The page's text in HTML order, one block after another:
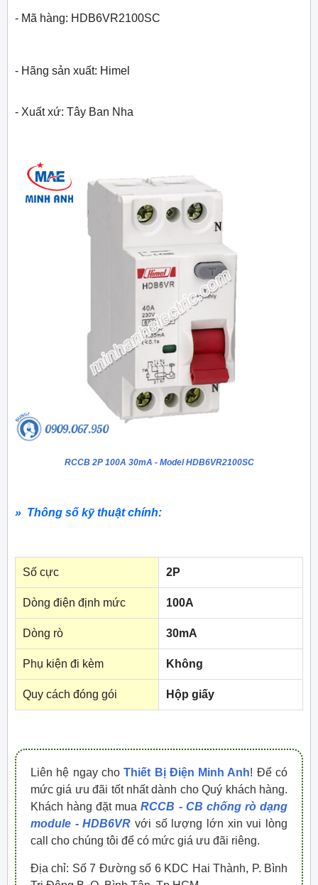
- Mã hàng: HDB6VR2100SC
- Hãng sản xuất: Himel
- Xuất xứ: Tây Ban Nha
RCCB 2P 100A 30mA - Model HDB6VR2100SC
» Thông số kỹ thuật chính:
Số cực 2P
Dòng điện định mức 100A
Dòng rò 30mA
Phụ kiện đi kèm Không
Quy cách đóng gói Hộp giấy
Liên hệ ngay choThiết Bị Điện Minh Anh! Để có
mức giá ưu đãi tốt nhất dành cho Quý khách hàng.
Khách hàng đặt muaRCCB - CB chống rò dạng
module - HDB6VR với số lượng lớn xin vui lòng
call cho chúng tôi để có mức giá ưu đãi riêng.
Địa chỉ: Số 7 Đường số 6 KDC Hai Thành, P. Bình